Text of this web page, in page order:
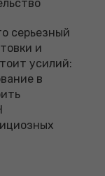
серьезный
и
усилий:
в